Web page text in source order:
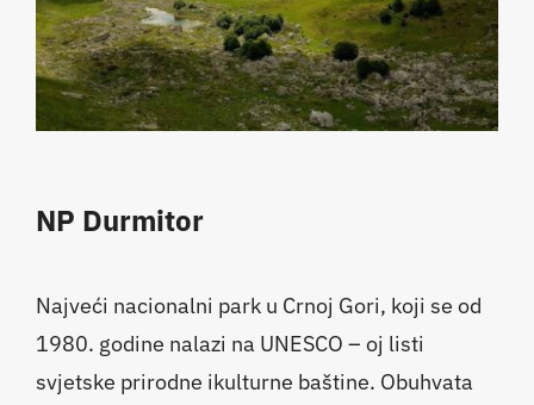
NP Durmitor
Najveći nacionalni park u Crnoj Gori, koji se od
1980. godine nalazi na UNESCO – oj listi
svjetske prirodne ikulturne baštine. Obuhvata